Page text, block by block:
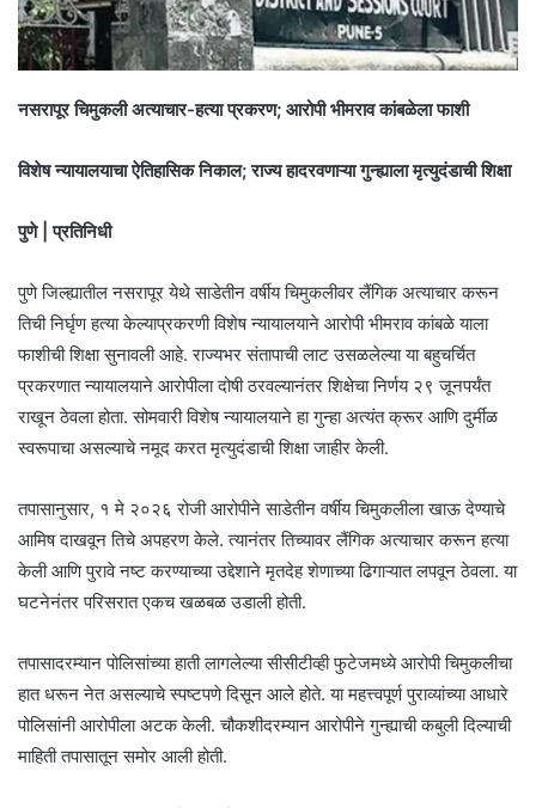
नसरापूर चिमुकली अत्याचार-हत्या प्रकरण; आरोपी भीमराव कांबळेला फाशी
विशेष न्यायालयाचा ऐतिहासिक निकाल; राज्य हादरवणाऱ्या गुन्ह्याला मृत्युदंडाची शिक्षा
पुणे | प्रतिनिधी
पुणे जिल्ह्यातील नसरापूर येथे साडेतीन वर्षीय चिमुकलीवर लैंगिक अत्याचार करून
तिची निर्घृण हत्या केल्याप्रकरणी विशेष न्यायालयाने आरोपी भीमराव कांबळे याला
फाशीची शिक्षा सुनावली आहे. राज्यभर संतापाची लाट उसळलेल्या या बहुचर्चित
प्रकरणात न्यायालयाने आरोपीला दोषी ठरवल्यानंतर शिक्षेचा निर्णय २९ जूनपर्यंत
राखून ठेवला होता. सोमवारी विशेष न्यायालयाने हा गुन्हा अत्यंत क्रूर आणि दुर्मीळ
स्वरूपाचा असल्याचे नमूद करत मृत्युदंडाची शिक्षा जाहीर केली.
तपासानुसार, १ मे २०२६ रोजी आरोपीने साडेतीन वर्षीय चिमुकलीला खाऊ देण्याचे
आमिष दाखवून तिचे अपहरण केले. त्यानंतर तिच्यावर लैंगिक अत्याचार करून हत्या
केली आणि पुरावे नष्ट करण्याच्या उद्देशाने मृतदेह शेणाच्या ढिगाऱ्यात लपवून ठेवला. या
घटनेनंतर परिसरात एकच खळबळ उडाली होती.
तपासादरम्यान पोलिसांच्या हाती लागलेल्या सीसीटीव्ही फुटेजमध्ये आरोपी चिमुकलीचा
हात धरून नेत असल्याचे स्पष्टपणे दिसून आले होते. या महत्त्वपूर्ण पुराव्यांच्या आधारे
पोलिसांनी आरोपीला अटक केली. चौकशीदरम्यान आरोपीने गुन्ह्याची कबुली दिल्याची
माहिती तपासातून समोर आली होती.